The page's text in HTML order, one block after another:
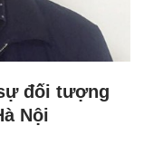
đối tượng
Nội